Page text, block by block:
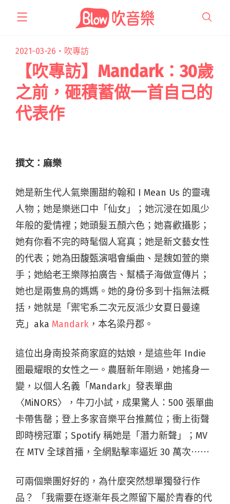
2021-03-26・ 吹專訪
【吹專訪】Mandark：30歲
之前，砸積蓄做一首自己的
代表作
撰文：麻樂
她是新生代人氣樂團甜約翰和 I Mean Us 的靈魂
人物；她是樂迷口中「仙女」；她沉浸在如風少
年般的愛情裡；她頭髮五顏六色；她喜歡攝影；
她有你看不完的時髦個人寫真；她是新文藝女性
的代表；她為田馥甄演唱會編曲、是魏如萱的樂
手；她給老王樂隊拍廣告、幫橘子海做宣傳片；
她也是兩隻鳥的媽媽。她的身份多到十指無法概
括，她就是「禦宅系二次元反派少女夏日曼達
克」aka Mandark ，本名梁丹郡。
這位出身南投茶商家庭的姑娘，是這些年 Indie
圈最耀眼的女性之一。農曆新年剛過，她搖身一
變，以個人名義「Mandark」發表單曲
〈MiNORS〉，牛刀小試，成果驚人：500 張單曲
卡帶售罄；登上多家音樂平台推薦位；衝上街聲
即時榜冠軍；Spotify 稱她是「潛力新聲」；MV
在 MTV 全球首播，全網點擊率逼近 30 萬次⋯⋯
可兩個樂團好好的，為什麼突然想單獨發行作
品？ 「我需要在逐漸年長之際留下屬於青春的代